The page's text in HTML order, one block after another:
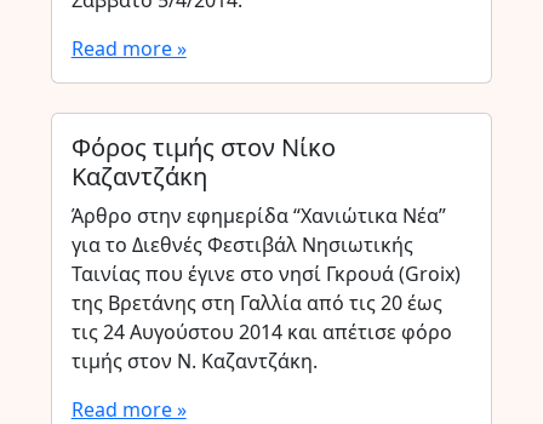
Read more »
Φόρος τιμής στον Νίκο
Καζαντζάκη
Άρθρο στην εφημερίδα “Χανιώτικα Νέα”
για το Διεθνές Φεστιβάλ Νησιωτικής
Ταινίας που έγινε στο νησί Γκρουά (Groix)
της Βρετάνης στη Γαλλία από τις 20 έως
τις 24 Αυγούστου 2014 και απέτισε φόρο
τιμής στον Ν. Καζαντζάκη.
Read more »